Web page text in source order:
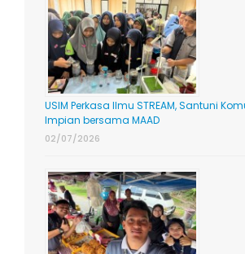
USIM Perkasa Ilmu STREAM, Santuni
Impian bersama MAAD
02/07/2026